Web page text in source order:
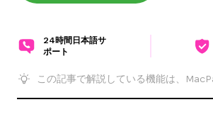
24時間日本語サ
ポート
この記事で解説している機能は、